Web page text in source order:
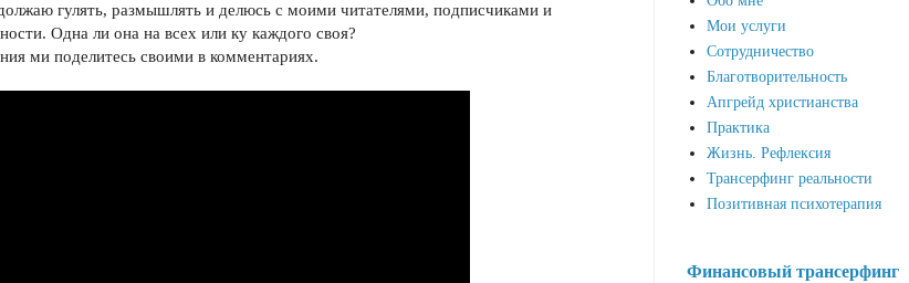
гулять, размышлять и делюсь с моими читателями, подписчиками и
Одна ли она на всех или ку каждого своя?
ми поделитесь своими в комментариях.
Мои услуги
Сотрудничество
Благотворительность
Апгрейд христианства
Практика
Жизнь. Рефлексия
Трансерфинг реальности
Позитивная психотерапия
Финансовый трансерфинг